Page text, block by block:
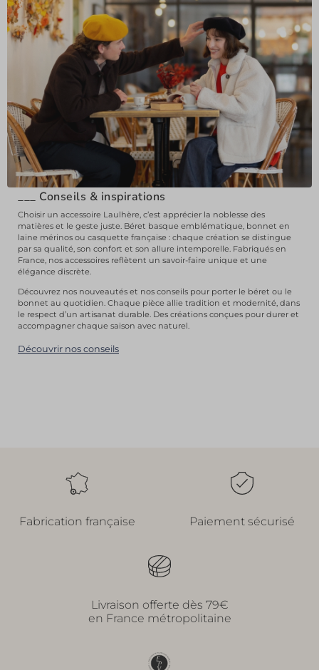
___ Conseils & inspirations
Choisir un accessoire Laulhère, c’est apprécier la noblesse des
matières et le geste juste. Béret basque emblématique, bonnet en
laine mérinos ou casquette française : chaque création se distingue
par sa qualité, son confort et son allure intemporelle. Fabriqués en
France, nos accessoires reflètent un savoir-faire unique et une
élégance discrète.
Découvrez nos nouveautés et nos conseils pour porter le béret ou le
bonnet au quotidien. Chaque pièce allie tradition et modernité, dans
le respect d’un artisanat durable. Des créations conçues pour durer et
accompagner chaque saison avec naturel.
Découvrir nos conseils
Fabrication française Paiement sécurisé
Livraison offerte dès 79€
en France métropolitaine